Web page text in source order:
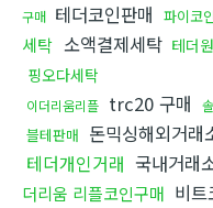
구매 테더코인판매 파이코
세탁 소액결제세탁 테더
핑오다세탁
이더리움리플 trc20 구매
블테판매 돈믹싱해외거래
테더개인거래 국내거래
더리움 리플코인구매 비트